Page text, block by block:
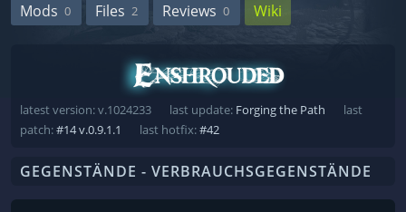
Mods 0 Files 2 Reviews 0 Wiki
latest version: v.1024233 last update: Forging the Path
last
patch:#14 v.0.9.1.1 last hotfix:#42
GEGENSTÄNDE - VERBRAUCHSGEGENSTÄNDE